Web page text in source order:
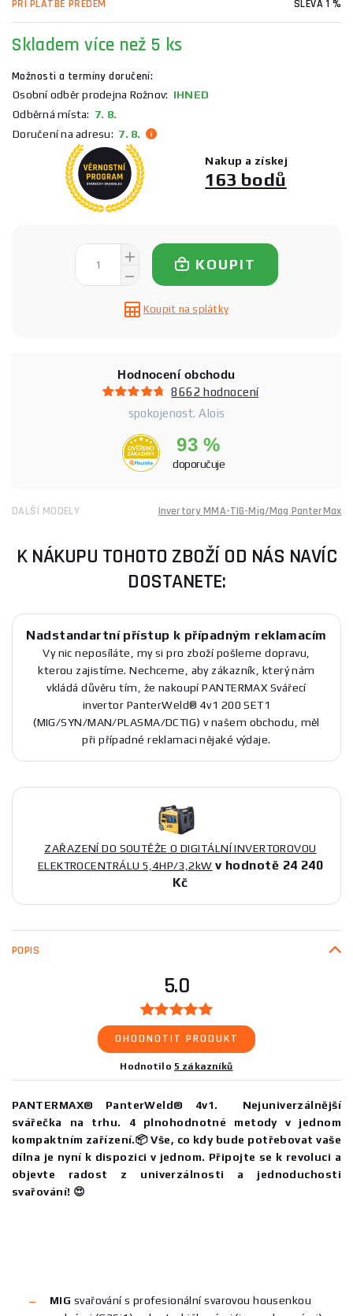
PŘI PLATBĚ PŘEDEM
SLEVA 1 %
Skladem více než 5 ks
Možnosti a termíny doručení:
Osobní odběr prodejna Rožnov: IHNED
Odběrná místa: 7. 8.
Doručení na adresu: 7. 8.
Nakup a získej
163 bodů
KOUPIT
Koupit na splátky
Hodnocení obchodu
8662 hodnocení
spokojenost. Alois
93 %
doporučuje
DALŠÍ MODELY Invertory MMA-TIG-Mig/Mag PanterMax
K NÁKUPU TOHOTO ZBOŽÍ OD NÁS NAVÍC
DOSTANETE:
Nadstandartní přístup k případným reklamacím
Vy nic neposíláte, my si pro zboží pošleme dopravu,
kterou zajistíme. Nechceme, aby zákazník, který nám
vkládá důvěru tím, že nakoupí PANTERMAX Svářecí
invertor PanterWeld® 4v1 200 SET1
(MIG/SYN/MAN/PLASMA/DCTIG) v našem obchodu, měl
při případné reklamaci nějaké výdaje.
ZAŘAZENÍ DO SOUTĚŽE O DIGITÁLNÍ INVERTOROVOU
ELEKTROCENTRÁLU 5,4HP/3,2kW v hodnotě 24 240
Kč
POPIS
5.0
OHODNOTIT PRODUKT
Hodnotilo 5 zákazníků
PANTERMAX® PanterWeld® 4v1. Nejuniverzálnější
svářečka na trhu. 4 plnohodnotné metody v jednom
kompaktním zařízení.📦 Vše, co kdy bude potřebovat vaše
dílna je nyní k dispozici v jednom. Připojte se k revoluci a
objevte radost z univerzálnosti a jednoduchosti
svařování! 😍
MIG svařování s profesionální svarovou housenkou